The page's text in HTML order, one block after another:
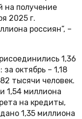
на получение
2025 г.
россиян”, –
1,36
октябрь – 1,18
тысячи человек.
1,54 миллиона
на кредиты,
1,35 миллиона